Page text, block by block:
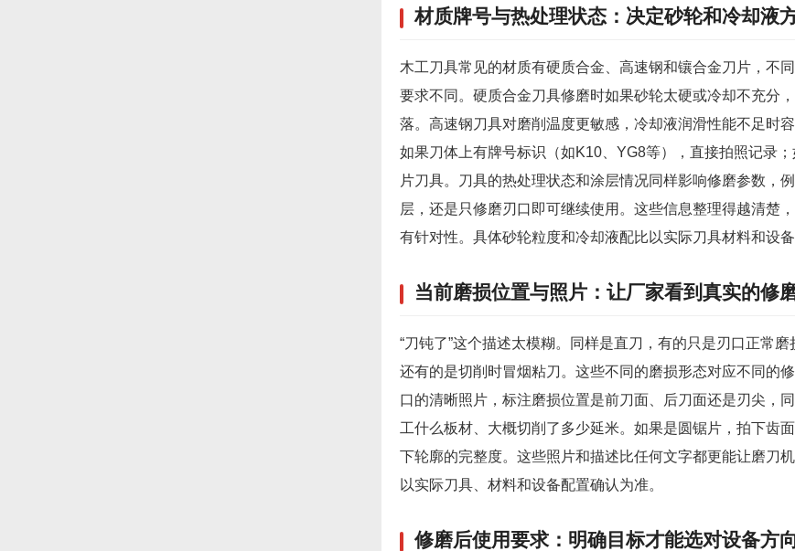
材质牌号与热处理状态：决定砂轮和冷却液
木工刀具常见的材质有硬质合金、高速钢和镶合金刀片，不
要求不同。硬质合金刀具修磨时如果砂轮太硬或冷却不充分
落。高速钢刀具对磨削温度更敏感，冷却液润滑性能不足时
如果刀体上有牌号标识（如K10、YG8等），直接拍照记录
片刀具。刀具的热处理状态和涂层情况同样影响修磨参数，
层，还是只修磨刃口即可继续使用。这些信息整理得越清楚
有针对性。具体砂轮粒度和冷却液配比以实际刀具材料和设备
当前磨损位置与照片：让厂家看到真实的修
“刀钝了”这个描述太模糊。同样是直刀，有的只是刃口正常
还有的是切削时冒烟粘刀。这些不同的磨损形态对应不同的
口的清晰照片，标注磨损位置是前刀面、后刀面还是刃尖，
工什么板材、大概切削了多少延米。如果是圆锯片，拍下齿
下轮廓的完整度。这些照片和描述比任何文字都更能让磨刀
以实际刀具、材料和设备配置确认为准。
修磨后使用要求：明确目标才能选对设备方